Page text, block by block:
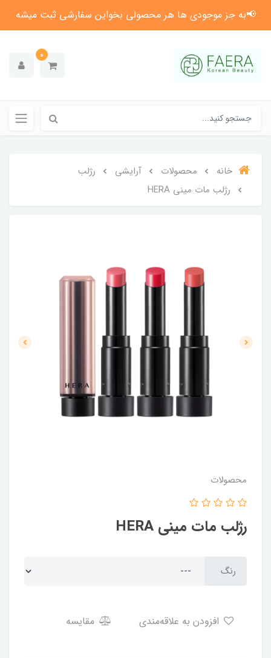
📢به جز موجودی ها هر محصولی بخواین سفارشی ثبت میشه
0
خانه محصولات آرایشی
رژلب
رژلب مات مینی HERA
محصولات
رژلب مات مینی HERA
رنگ
مقایسه